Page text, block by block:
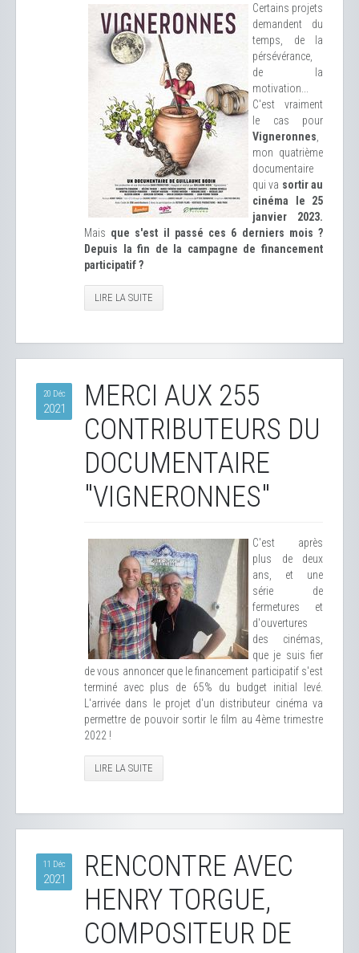
Certains projets
demandent du
temps, de la
pérsévérance,
de la
motivation...
C'est vraiment
le cas pour
Vigneronnes
mon quatrième
documentaire
qui va sortir au
cinéma le 25
janvier 2023.
Mais que s'est il passé ces 6 derniers mois ?
Depuis la fin de la campagne de financement
participatif ?
LIRE LA SUITE
20 Déc
2021
MERCI AUX 255
CONTRIBUTEURS DU
DOCUMENTAIRE
"VIGNERONNES"
C'est après
plus de deux
ans, et une
série de
fermetures et
d'ouvertures
des cinémas,
que je suis fier
de vous annoncer que le financement participatif s'est
terminé avec plus de 65% du budget initial levé.
L'arrivée dans le projet d'un distributeur cinéma va
permettre de pouvoir sortir le film au 4ème trimestre
2022 !
LIRE LA SUITE
11 Déc
2021
RENCONTRE AVEC
HENRY TORGUE,
COMPOSITEUR DE